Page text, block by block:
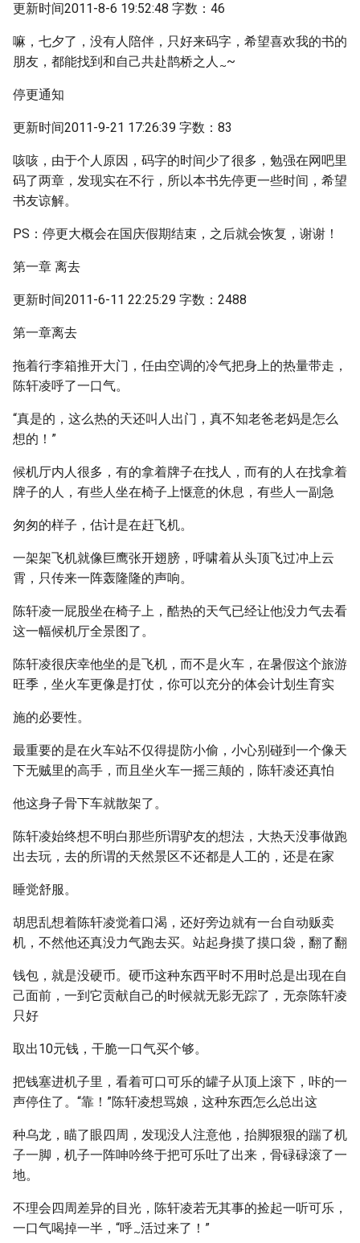
更新时间2011-8-6 19:52:48 字数：46
嘛，七夕了，没有人陪伴，只好来码字，希望喜欢我的书的
朋友，都能找到和自己共赴鹊桥之人 ~~
停更通知
更新时间2011-9-21 17:26:39 字数：83
咳咳，由于个人原因，码字的时间少了很多，勉强在网吧里
码了两章，发现实在不行，所以本书先停更一些时间，希望
书友谅解。
PS：停更大概会在国庆假期结束，之后就会恢复，谢谢！
第一章 离去
更新时间2011-6-11 22:25:29 字数：2488
第一章离去
拖着行李箱推开大门，任由空调的冷气把身上的热量带走，
陈轩凌呼了一口气。
“真是的，这么热的天还叫人出门，真不知老爸老妈是怎么
想的！”
候机厅内人很多，有的拿着牌子在找人，而有的人在找拿着
牌子的人，有些人坐在椅子上惬意的休息，有些人一副急
匆匆的样子，估计是在赶飞机。
一架架飞机就像巨鹰张开翅膀，呼啸着从头顶飞过冲上云
霄，只传来一阵轰隆隆的声响。
陈轩凌一屁股坐在椅子上，酷热的天气已经让他没力气去看
这一幅候机厅全景图了。
陈轩凌很庆幸他坐的是飞机，而不是火车，在暑假这个旅游
旺季，坐火车更像是打仗，你可以充分的体会计划生育实
施的必要性。
最重要的是在火车站不仅得提防小偷，小心别碰到一个像天
下无贼里的高手，而且坐火车一摇三颠的，陈轩凌还真怕
他这身子骨下车就散架了。
陈轩凌始终想不明白那些所谓驴友的想法，大热天没事做跑
出去玩，去的所谓的天然景区不还都是人工的，还是在家
睡觉舒服。
胡思乱想着陈轩凌觉着口渴，还好旁边就有一台自动贩卖
机，不然他还真没力气跑去买。站起身摸了摸口袋，翻了翻
钱包，就是没硬币。硬币这种东西平时不用时总是出现在自
己面前，一到它贡献自己的时候就无影无踪了，无奈陈轩凌
只好
取出10元钱，干脆一口气买个够。
把钱塞进机子里，看着可口可乐的罐子从顶上滚下，咔的一
声停住了。“靠！”陈轩凌想骂娘，这种东西怎么总出这
种乌龙，瞄了眼四周，发现没人注意他，抬脚狠狠的踹了机
子一脚，机子一阵呻吟终于把可乐吐了出来，骨碌碌滚了一
地。
不理会四周差异的目光，陈轩凌若无其事的捡起一听可乐，
一口气喝掉一半，“呼~活过来了！”